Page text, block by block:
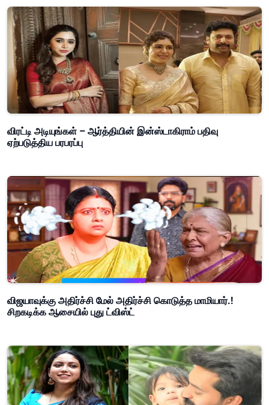
விரட்டி அடியுங்கள் – ஆர்த்தியின் இன்ஸ்டாகிராம் பதிவு
ஏற்படுத்திய பரபரப்பு
விஜயாவுக்கு அதிர்ச்சி மேல் அதிர்ச்சி கொடுத்த மாமியார்.!
சிறகடிக்க ஆசையில் புது ட்விஸ்ட்